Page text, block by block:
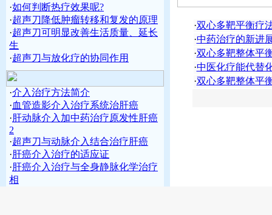
·如何判断热疗效果呢?
·超声刀降低肿瘤转移和复发的原理
·超声刀可明显改善生活质量、延长
生
·超声刀与放化疗的协同作用
·介入治疗方法简介
·血管造影介入治疗系统治肝癌
·肝动脉介入加中药治疗原发性肝癌
2
·超声刀与动脉介入结合治疗肝癌
·肝癌介入治疗的适应证
·肝癌介入治疗与全身静脉化学治疗
相
·双心多靶平衡疗
·中药治疗的新进
·双心多靶整体平
·中医化疗能代替
·双心多靶整体平